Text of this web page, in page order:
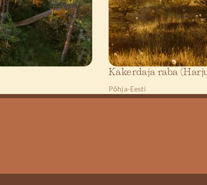
Kakerdaja raba
Põhja-Eesti